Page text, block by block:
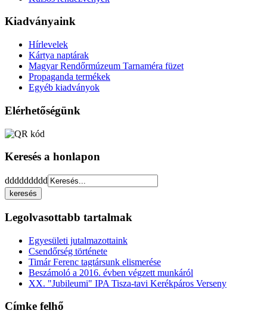
Kiadványaink
Hírlevelek
Kártya naptárak
Magyar Rendőrmúzeum Tarnaméra füzet
Propaganda termékek
Egyéb kiadványok
Elérhetőségünk
Keresés a honlapon
ddddddddd
Legolvasottabb tartalmak
Egyesületi jutalmazottaink
Csendőrség története
Timár Ferenc tagtársunk elismerése
Beszámoló a 2016. évben végzett munkáról
XX. "Jubileumi" IPA Tisza-tavi Kerékpáros Verseny
Címke felhő